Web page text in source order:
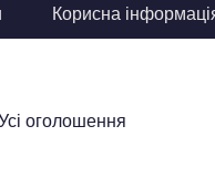
Корисна
оголошення